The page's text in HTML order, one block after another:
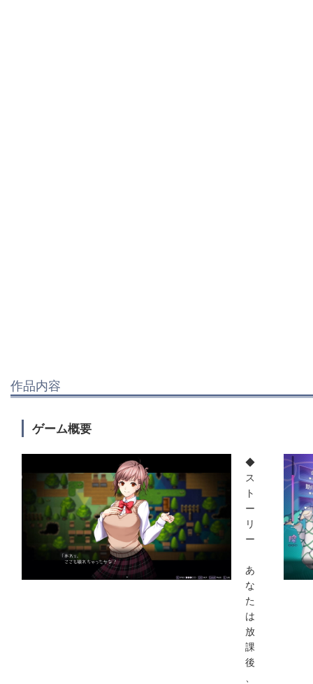
作品内容
ゲーム概要
◆
ス
ト
ー
リ
ー
あ
な
た
は
放
課
後